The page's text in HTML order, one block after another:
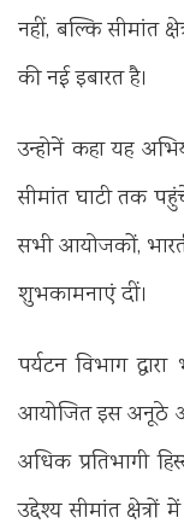
नहीं, बल्कि सीमांत
की नई इबारत है।
उन्होनें कहा यह
सीमांत घाटी तक
सभी आयोजकों,
शुभकामनाएं दीं।
पर्यटन विभाग
आयोजित इस अनूठे
अधिक प्रतिभागी
उद्देश्य सीमांत